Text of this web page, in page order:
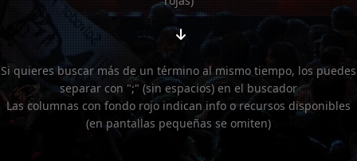
Si quieres buscar más de un término al mismo tiempo, los puedes
separar con ";" (sin espacios) en el buscador
Las columnas con fondo rojo indican info o recursos disponibles
(en pantallas pequeñas se omiten)